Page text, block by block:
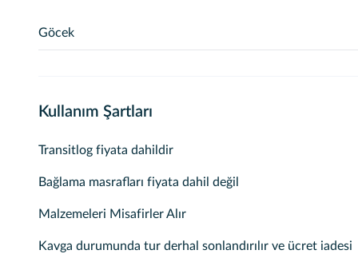
Göcek
Kullanım Şartları
Transitlog fiyata dahildir
Bağlama masrafları fiyata dahil değil
Malzemeleri Misafirler Alır
Kavga durumunda tur derhal sonlandırılır ve ücret iadesi